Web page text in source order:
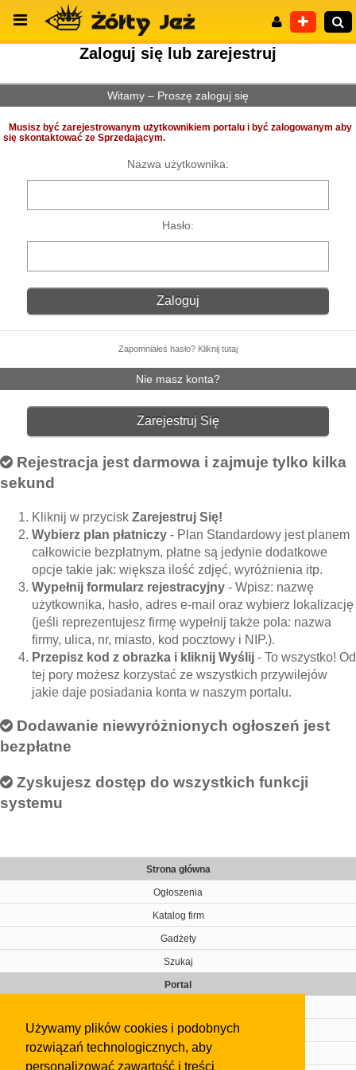
Używamy plików cookies i podobnych
rozwiązań technologicznych, aby
personalizować zawartość i treści
Wyszukiwanie zaawansowane
Zaloguj się lub zarejestruj
Witamy – Proszę zaloguj się
Musisz być zarejestrowanym użytkownikiem portalu i być zalogowanym aby
się skontaktować ze Sprzedającym.
Nazwa użytkownika:
Hasło:
Zapomniałeś hasło? Kliknij tutaj
Nie masz konta?
Zarejestruj Się
Rejestracja jest darmowa i zajmuje tylko kilka
sekund
Kliknij w przycisk Zarejestruj Się!
Wybierz plan płatniczy - Plan Standardowy jest planem
całkowicie bezpłatnym, płatne są jedynie dodatkowe
opcje takie jak: większa ilość zdjęć, wyróżnienia itp.
Wypełnij formularz rejestracyjny - Wpisz: nazwę
użytkownika, hasło, adres e-mail oraz wybierz lokalizację
(jeśli reprezentujesz firmę wypełnij także pola: nazwa
firmy, ulica, nr, miasto, kod pocztowy i NIP.).
Przepisz kod z obrazka i kliknij Wyślij - To wszystko! Od
tej pory możesz korzystać ze wszystkich przywilejów
jakie daje posiadania konta w naszym portalu.
Dodawanie niewyróżnionych ogłoszeń jest
bezpłatne
Zyskujesz dostęp do wszystkich funkcji
systemu
Strona główna
Ogłoszenia
Katalog firm
Gadżety
Szukaj
Portal
Kontakt
Regulamin